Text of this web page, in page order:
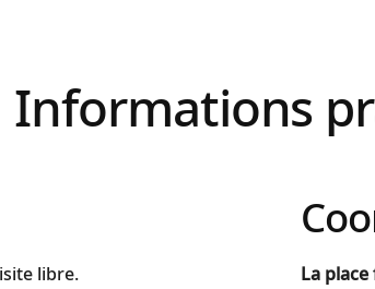
Informations
libre.
La